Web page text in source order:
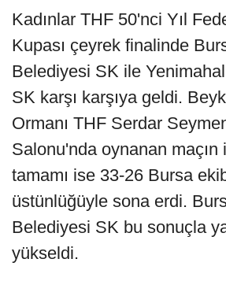
Kadınlar THF 50'nci Yıl
Kupası çeyrek finalinde
Belediyesi SK ile
SK karşı karşıya geldi.
Ormanı THF Serdar
Salonu'nda oynanan maçın
tamamı ise 33-26 Bursa
üstünlüğüyle sona erdi.
Belediyesi SK bu sonuçla
yükseldi.